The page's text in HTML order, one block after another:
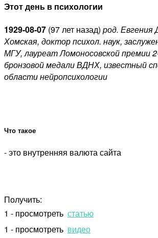
Этот день в психологии
1929-08-07 (97 лет назад) род. Евгения
Хомская, доктор психол. наук,
МГУ, лауреат Ломоносовской премии
бронзовой медали ВДНХ, известный
области нейропсихологии
Что такое
- это внутренняя валюта сайта
Получить:
1 - просмотреть статью
1 - просмотреть видео